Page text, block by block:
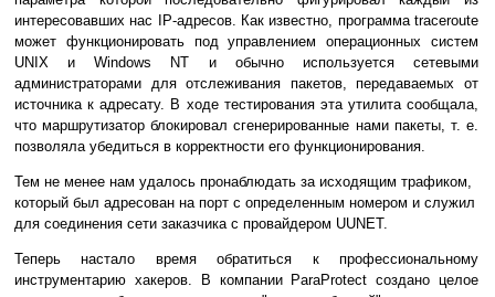
интересовавших нас IP-адресов. Как известно, программа traceroute
может функционировать под управлением операционных систем
UNIX и Windows NT и обычно используется сетевыми
администраторами для отслеживания пакетов, передаваемых от
источника к адресату. В ходе тестирования эта утилита сообщала,
что маршрутизатор блокировал сгенерированные нами пакеты, т. е.
позволяла убедиться в корректности его функционирования.
Тем не менее нам удалось пронаблюдать за исходящим трафиком,
который был адресован на порт с определенным номером и служил
для соединения сети заказчика с провайдером UUNET.
Теперь настало время обратиться к профессиональному
инструментарию хакеров. В компании ParaProtect создано целое